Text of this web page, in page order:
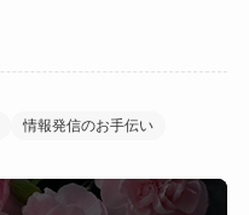
情報発信のお手伝い